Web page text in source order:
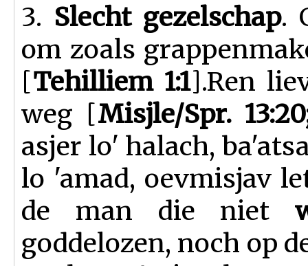
3. Slecht gezelschap.
om zoals
[Tehilliem 1:1].Ren
weg [Misjle/Spr.
asjer lo' halach,
lo 'amad, oevmisjav
de man die niet
goddelozen, noch op